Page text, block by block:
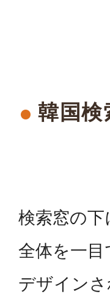
韓国検
検索窓の
全体を一
デザインさ